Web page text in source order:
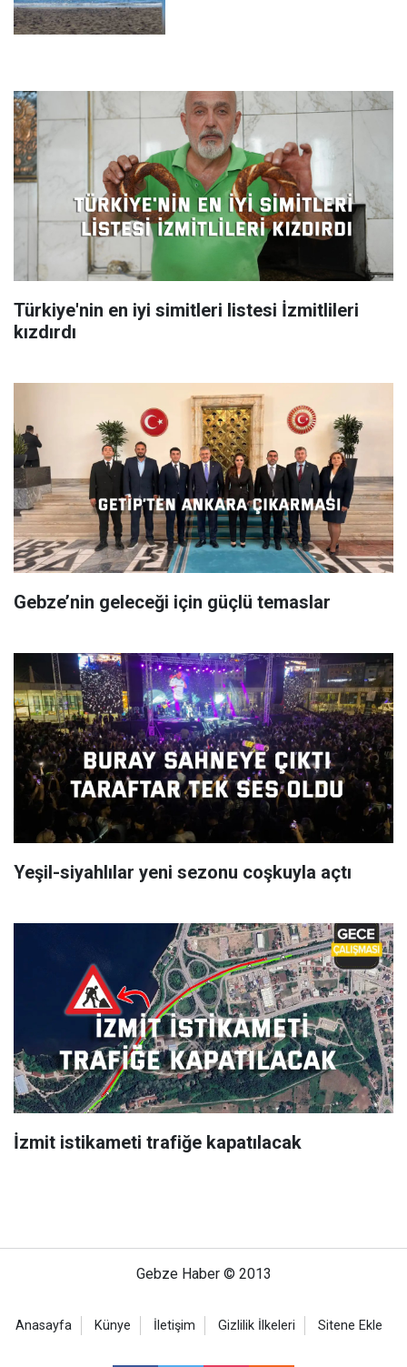
Türkiye'nin en iyi simitleri listesi İzmitlileri
kızdırdı
Gebze’nin geleceği için güçlü temaslar
Yeşil-siyahlılar yeni sezonu coşkuyla açtı
İzmit istikameti trafiğe kapatılacak
Gebze Haber © 2013
Anasayfa Künye İletişim Gizlilik İlkeleri Sitene Ekle